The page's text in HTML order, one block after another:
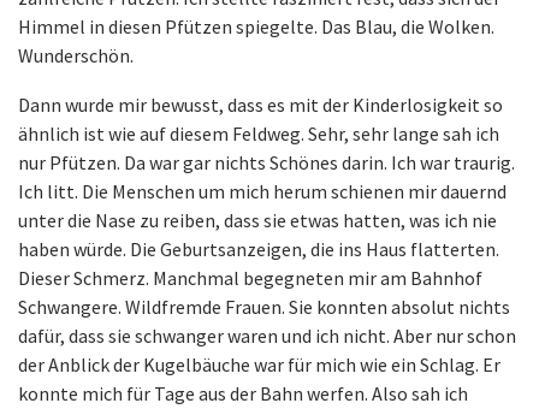
Himmel in diesen Pfützen spiegelte. Das Blau, die Wolken.
Wunderschön.
Dann wurde mir bewusst, dass es mit der Kinderlosigkeit so
ähnlich ist wie auf diesem Feldweg. Sehr, sehr lange sah ich
nur Pfützen. Da war gar nichts Schönes darin. Ich war traurig.
Ich litt. Die Menschen um mich herum schienen mir dauernd
unter die Nase zu reiben, dass sie etwas hatten, was ich nie
haben würde. Die Geburtsanzeigen, die ins Haus flatterten.
Dieser Schmerz. Manchmal begegneten mir am Bahnhof
Schwangere. Wildfremde Frauen. Sie konnten absolut nichts
dafür, dass sie schwanger waren und ich nicht. Aber nur schon
der Anblick der Kugelbäuche war für mich wie ein Schlag. Er
konnte mich für Tage aus der Bahn werfen. Also sah ich